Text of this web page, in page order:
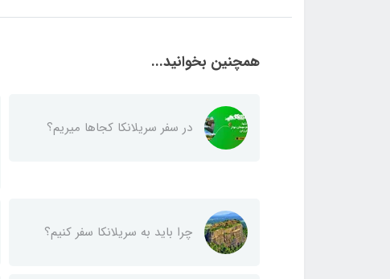
همچنین بخوانید...
در سفر سریلانکا کجاها میریم؟
چرا باید به سریلانکا سفر کنیم؟